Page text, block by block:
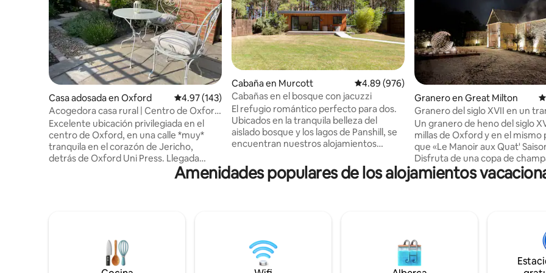
Casa adosada en Oxford Calificación promedio: 4.97 de 5; 143 evaluaciones
4.97 (143)
Acogedora casa rural | Centro de Oxford
| Jericho
Excelente ubicación privilegiada en el
centro de Oxford, en una calle *muy*
tranquila en el corazón de Jericho,
detrás de Oxford Uni Press. Llegada
autónoma a partir de las 8:00 a. m.
Pequeña casa adosada del siglo XIX (517
Excelentes restaurantes locales,
cafeterías, delis, un pequeño
supermercado a 2 minutos. A un corto
Cabaña en Murcott Calificación promedio: 4.89 de 5; 976
4.89 (976)
Cabañas en el bosque con jacuzzi
El refugio romántico perfecto para dos.
Ubicados en la tranquila belleza del
aislado bosque y los lagos de Panshill, se
encuentran nuestros alojamientos
privados. Prosecco y chocolates de
cortesía a la llegada (avísame si prefieres
alquiler de barbacoas y bicicletas.
Ofrecemos un 15% de descuento en
Granero en Great Milton
Granero del siglo XVII en un
pueblo rural
Un granero de heno del siglo
millas de Oxford y en el mismo
que «Le Manoir aux Quat' Saisons».
Disfruta de una copa de
propia terraza privada antes
hasta la cena en esta famosa
única es el lugar perfecto para
unos días caminando por las
Chilterns, explorando los
de Oxford, visitando ferias de
Amenidades populares de los alojamientos